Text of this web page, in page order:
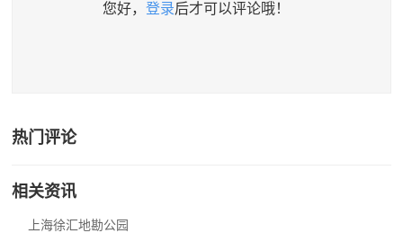
您好， 登录后才可以评论哦！
热门评论
相关资讯
上海徐汇地勘公园